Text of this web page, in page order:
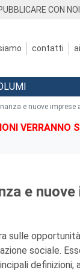
CON NOI
contatti
e nuove imprese
e
sulle
sociale.
definizioni;